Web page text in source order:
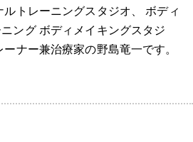
ルトレーニングスタジオ、 ボディ
ング ボディメイキングスタジ
ナー兼治療家の野島竜一です。